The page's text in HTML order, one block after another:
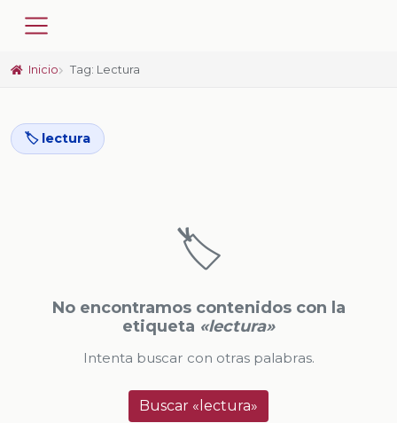
Inicio Tag: Lectura
🏷️ lectura
🏷️
No encontramos contenidos con la
etiqueta «lectura»
Intenta buscar con otras palabras.
Buscar «lectura»